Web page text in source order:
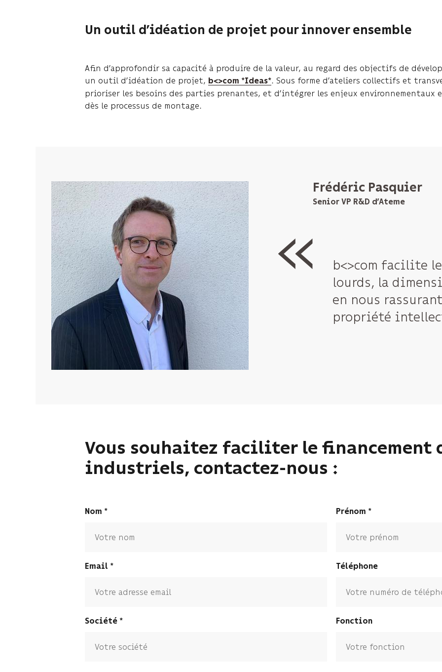
Un outil d’idéation de projet pour innover ensemble
Afin d’approfondir sa capacité à produire de la valeur, au regard des objectifs de
un outil d’idéation de projet, b<>com *Ideas*. Sous forme d’ateliers collectifs et
prioriser les besoins des parties prenantes, et d’intégrer les enjeux environnementaux
dès le processus de montage.
Frédéric Pasquier
Senior VP R&D d’Ateme
b<>com facilite
lourds, la
en nous
propriété
Vous souhaitez faciliter le financement
industriels, contactez-nous :
Nom Prénom
Email Téléphone
Société Fonction